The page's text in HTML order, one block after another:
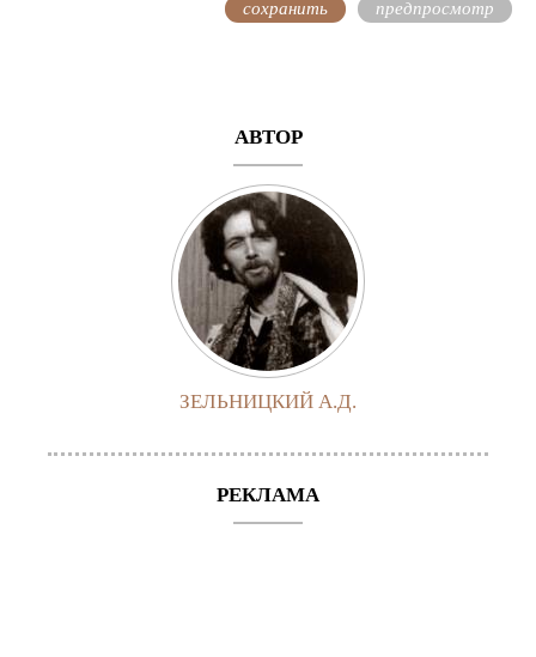
АВТОР
ЗЕЛЬНИЦКИЙ А.Д.
РЕКЛАМА